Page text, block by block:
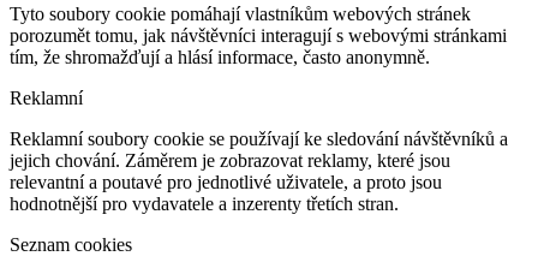
Tyto soubory cookie pomáhají vlastníkům webových stránek
porozumět tomu, jak návštěvníci interagují s webovými stránkami
tím, že shromažďují a hlásí informace, často anonymně.
Reklamní
Reklamní soubory cookie se používají ke sledování návštěvníků a
jejich chování. Záměrem je zobrazovat reklamy, které jsou
relevantní a poutavé pro jednotlivé uživatele, a proto jsou
hodnotnější pro vydavatele a inzerenty třetích stran.
Seznam cookies